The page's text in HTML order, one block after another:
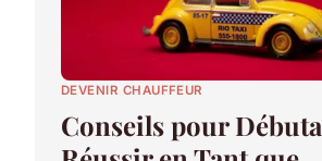
DEVENIR CHAUFFEUR
Conseils pour